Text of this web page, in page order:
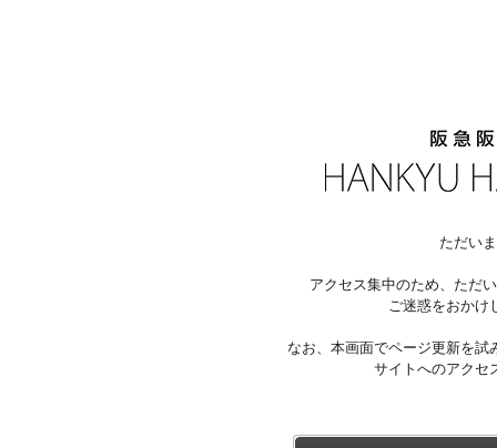
ただい
アクセス集中のため、ただ
ご迷惑をおかけ
なお、本画面でページ更新を
サイトへのアクセ